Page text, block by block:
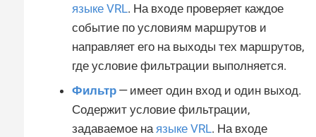
языке VRL. На входе проверяет каждое
событие по условиям маршрутов и
направляет его на выходы тех маршрутов,
где условие фильтрации выполняется.
Фильтр — имеет один вход и один выход.
Содержит условие фильтрации,
задаваемое наязыке VRL. На входе